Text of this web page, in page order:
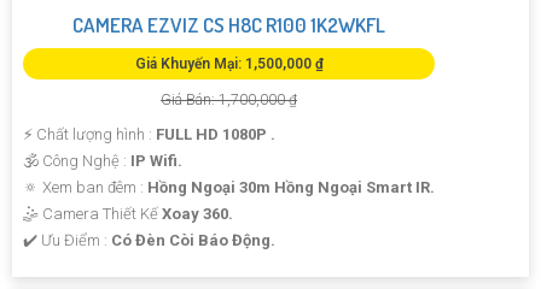
CAMERA EZVIZ CS H8C R100 1K2WKFL
Giá Khuyến Mại: 1,500,000 ₫
Giá Bán: 1,700,000 ₫
️⚡ Chất lượng hình : FULL HD 1080P .
🕉️ Công Nghệ : IP Wifi.
🔅 Xem ban đêm : Hồng Ngoại 30m Hồng Ngoại Smart IR.
🤹 Camera Thiết Kế Xoay 360.
️✔️ Ưu Điểm : Có Đèn Còi Báo Động.